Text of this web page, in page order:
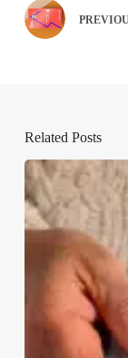
Related Posts